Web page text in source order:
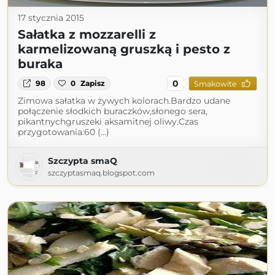
17 stycznia 2015
Sałatka z mozzarelli z
karmelizowaną gruszką i pesto z
buraka
98 0 Zapisz 0 Smakowite
Zimowa sałatka w żywych kolorach.Bardzo udane
połączenie słodkich buraczków,słonego sera,
pikantnychgruszeki aksamitnej oliwy.Czas
przygotowania:60 (...)
Szczypta smaQ
szczyptasmaq.blogspot.com